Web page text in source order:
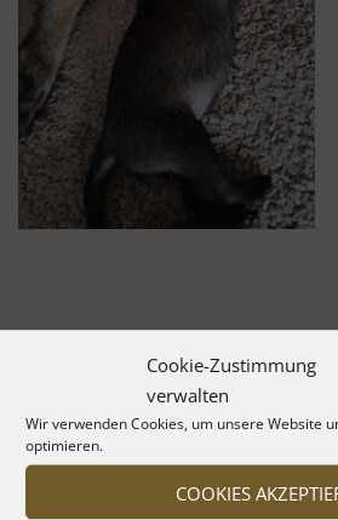
Cookie-Zustimmung
verwalten
Wir verwenden Cookies, um unsere Website
optimieren.
COOKIES